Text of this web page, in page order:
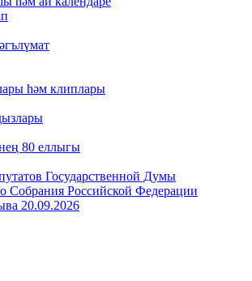
һәм клиплары
80 еллыгы
Государственной Думы
Собрания Российской Федерации
20.09.2026